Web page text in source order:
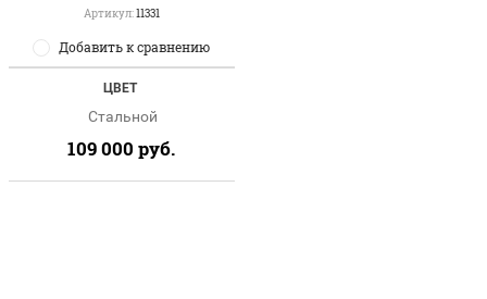
Артикул:11331
Добавить к сравнению
ЦВЕТ
Стальной
109 000 руб.